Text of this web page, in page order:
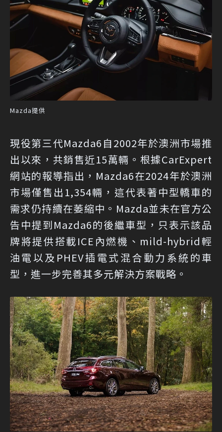
Mazda提供
現役第三代Mazda6自2002年於澳洲市場推
出以來，共銷售近15萬輛。根據CarExpert
網站的報導指出，Mazda6在2024年於澳洲
市場僅售出1,354輛，這代表著中型轎車的
需求仍持續在萎縮中。Mazda並未在官方公
告中提到Mazda6的後繼車型，只表示該品
牌將提供搭載ICE內燃機、mild-hybrid輕
油電以及PHEV插電式混合動力系統的車
型，進一步完善其多元解決方案戰略。